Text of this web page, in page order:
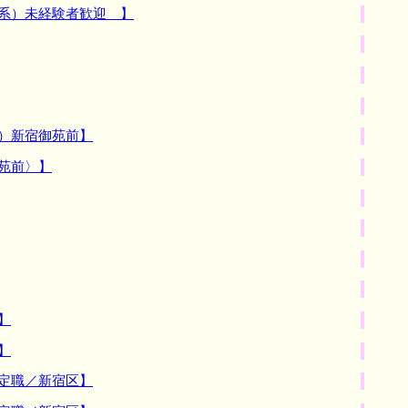
）未経験者歓迎 】
宿御苑前】
〉】
／新宿区】